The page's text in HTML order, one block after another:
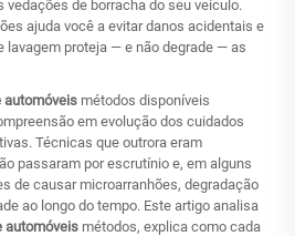
de borracha do seu veículo.
ajuda você a evitar danos acidentais e
lavagem proteja — e não degrade — as
automóveis métodos disponíveis
em evolução dos cuidados
Técnicas que outrora eram
passaram por escrutínio e, em alguns
de causar microarranhões, degradação
ao longo do tempo. Este artigo analisa
automóveis métodos, explica como cada